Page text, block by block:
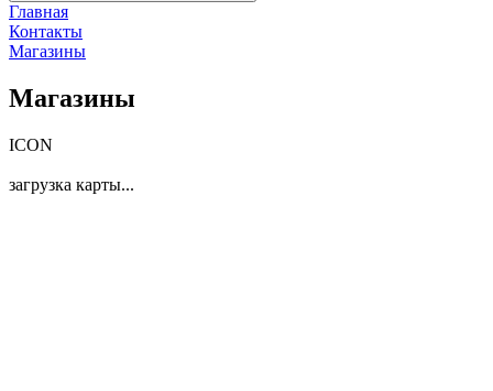
Главная
Контакты
Магазины
Магазины
ICON
загрузка карты...